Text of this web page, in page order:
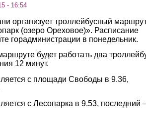
- 16:54
организует троллейбусный
(озеро Ореховое)». Расписание
горадминистрации в понедельник.
будет работать два
12 минут.
с площади Свободы в 9.36,
с Лесопарка в 9.53, последний